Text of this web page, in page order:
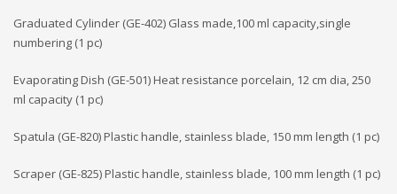
Graduated Cylinder (GE-402) Glass made,100 ml capacity,single
numbering (1 pc)
Evaporating Dish (GE-501) Heat resistance porcelain, 12 cm dia, 250
ml capacity (1 pc)
Spatula (GE-820) Plastic handle, stainless blade, 150 mm length (1 pc)
Scraper (GE-825) Plastic handle, stainless blade, 100 mm length (1 pc)